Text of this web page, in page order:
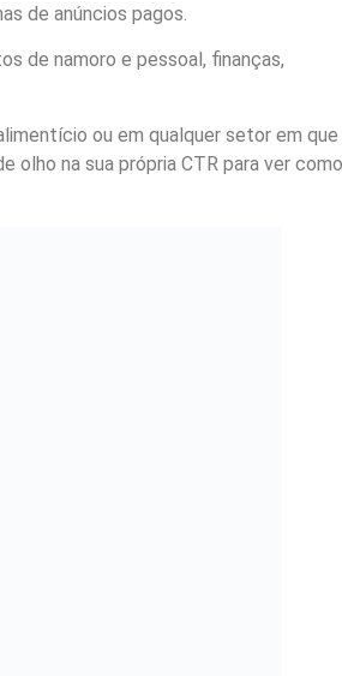
de anúncios pagos.
de namoro e pessoal, finanças,
ou em qualquer setor em que
olho na sua própria CTR para ver como